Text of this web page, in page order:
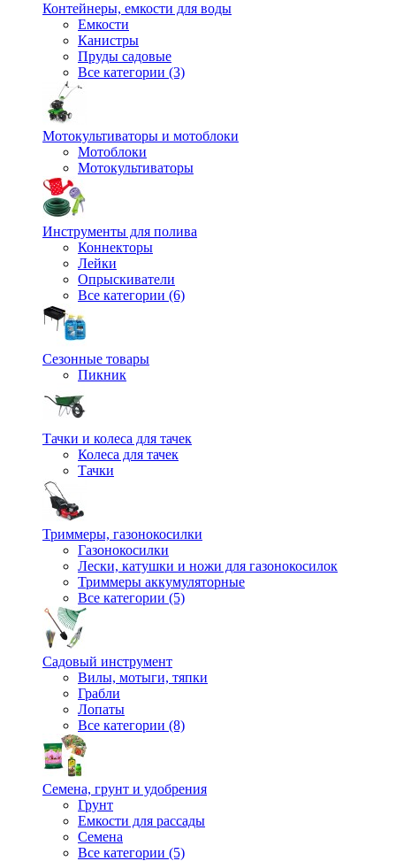
Контейнеры, емкости для воды
Емкости
Канистры
Пруды садовые
Все категории (3)
Мотокультиваторы и мотоблоки
Мотоблоки
Мотокультиваторы
Инструменты для полива
Коннекторы
Лейки
Опрыскиватели
Все категории (6)
Сезонные товары
Пикник
Тачки и колеса для тачек
Колеса для тачек
Тачки
Триммеры, газонокосилки
Газонокосилки
Лески, катушки и ножи для газонокосилок
Триммеры аккумуляторные
Все категории (5)
Садовый инструмент
Вилы, мотыги, тяпки
Грабли
Лопаты
Все категории (8)
Семена, грунт и удобрения
Грунт
Емкости для рассады
Семена
Все категории (5)